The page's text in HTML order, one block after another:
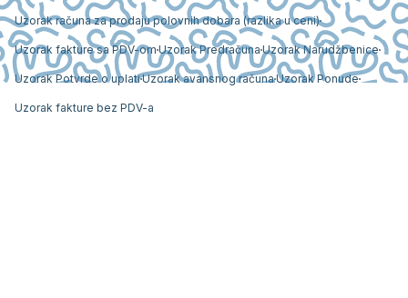
Uzorak računa za prodaju polovnih dobara (razlika u ceni)
Uzorak fakture sa PDV-om Uzorak Predračuna Uzorak Narudžbenice
Uzorak Potvrde o uplatiUzorak avansnog računaUzorak Ponude
Uzorak fakture bez PDV-a